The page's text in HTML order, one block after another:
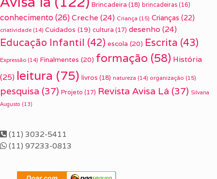
Brincadeira (18) brincadeiras (16)
conhecimento(26) Creche (24) Criança (15) Crianças (22)
criatividade (14) Cuidados (19) cultura (17) desenho (24)
Educação Infantil (42) escola (20) Escrita (43)
Expressão (14) Finalmentes (20) formação (58) História
(25) leitura (75) livros (18) natureza (14) organização (15)
pesquisa (37) Projeto (17) Revista Avisa Lá (37) Silvana
Augusto (13)
(11) 3032-5411
(11) 97233-0813